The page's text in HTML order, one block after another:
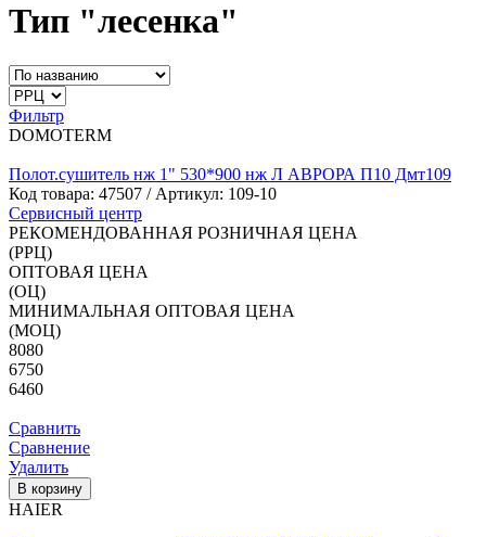
Тип "лесенка"
Фильтр
DOMOTERM
Полот.сушитель нж 1" 530*900 нж Л АВРОРА П10 Дмт109
Код товара: 47507 / Артикул: 109-10
Сервисный центр
РЕКОМЕНДОВАННАЯ РОЗНИЧНАЯ ЦЕНА
(РРЦ)
ОПТОВАЯ ЦЕНА
(ОЦ)
МИНИМАЛЬНАЯ ОПТОВАЯ ЦЕНА
(МОЦ)
8080
6750
6460
Сравнить
Сравнение
Удалить
В корзину
HAIER